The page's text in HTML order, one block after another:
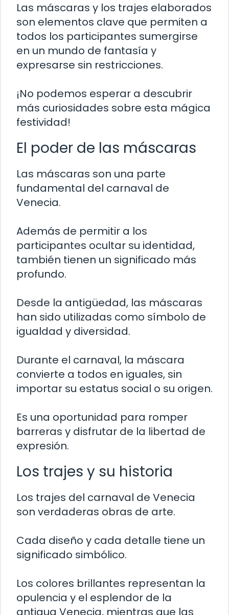
Las máscaras y los trajes elaborados
son elementos clave que permiten a
todos los participantes sumergirse
en un mundo de fantasía y
expresarse sin restricciones.
¡No podemos esperar a descubrir
más curiosidades sobre esta mágica
festividad!
El poder de las máscaras
Las máscaras son una parte
fundamental del carnaval de
Venecia.
Además de permitir a los
participantes ocultar su identidad,
también tienen un significado más
profundo.
Desde la antigüedad, las máscaras
han sido utilizadas como símbolo de
igualdad y diversidad.
Durante el carnaval, la máscara
convierte a todos en iguales, sin
importar su estatus social o su origen.
Es una oportunidad para romper
barreras y disfrutar de la libertad de
expresión.
Los trajes y su historia
Los trajes del carnaval de Venecia
son verdaderas obras de arte.
Cada diseño y cada detalle tiene un
significado simbólico.
Los colores brillantes representan la
opulencia y el esplendor de la
antigua Venecia, mientras que las